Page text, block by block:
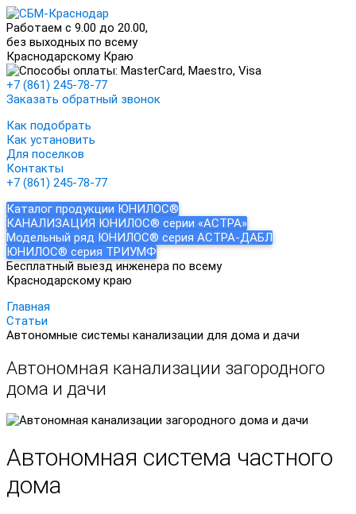
Работаем с 9.00 до 20.00,
без выходных по всему
Краснодарскому Краю
+7 (861) 245-78-77
Заказать обратный звонок
Как подобрать
Как установить
Для поселков
Контакты
+7 (861) 245-78-77
Каталог продукции ЮНИЛОС®
КАНАЛИЗАЦИЯ ЮНИЛОС® серии «АСТРА»
Модельный ряд ЮНИЛОС® серия АСТРА-ДАБЛ
ЮНИЛОС® серия ТРИУМФ
Бесплатный выезд инженера по всему
Краснодарскому краю
Главная
Статьи
Автономные системы канализации для дома и дачи
Автономная канализации загородного
дома и дачи
Автономная система частного
дома